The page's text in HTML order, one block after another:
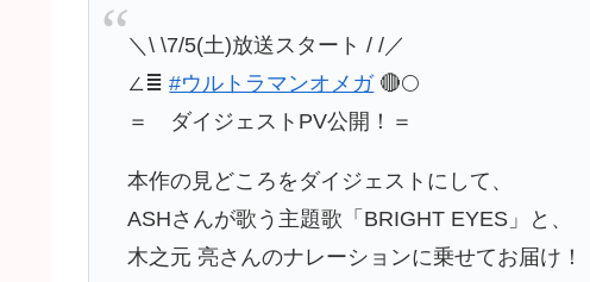
＼\ \7/5(土)放送スタート / /／
∠≣#ウルトラマンオメガ🔴🌕
＝ ダイジェストPV公開！＝
本作の見どころをダイジェストにして、
ASHさんが歌う主題歌「BRIGHT EYES」と、
木之元 亮さんのナレーションに乗せてお届け！